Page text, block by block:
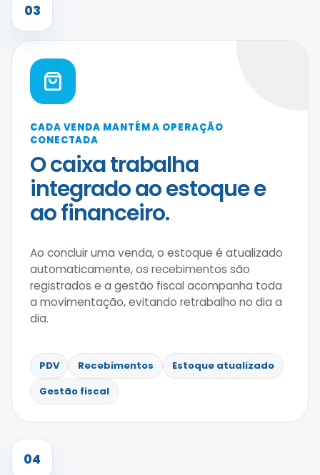
03
CADA VENDA MANTÉM A OPERAÇÃO
CONECTADA
O caixa trabalha
integrado ao estoque e
ao financeiro.
Ao concluir uma venda, o estoque é atualizado
automaticamente, os recebimentos são
registrados e a gestão fiscal acompanha toda
a movimentação, evitando retrabalho no dia a
dia.
PDV Recebimentos
Estoque atualizado
Gestão fiscal
04